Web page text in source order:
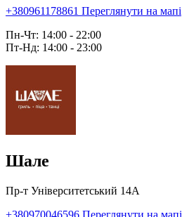
+380961178861 Переглянути на мапі
Пн-Чт: 14:00 - 22:00
Пт-Нд: 14:00 - 23:00
Шале
Пр-т Університетський 14А
+380970046596 Переглянути на мапі